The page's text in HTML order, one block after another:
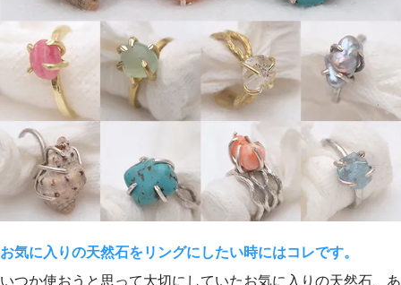
お気に入りの天然石をリングにしたい時にはコレです。
いつか使おうと思って大切にしていたお気に入りの天然石、あ